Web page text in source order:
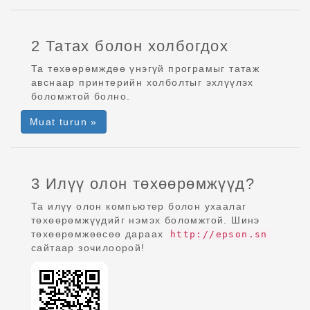
2 Татах болон холбогдох
Та төхөөрөмждөө үнэгүй програмыг татаж
авснаар принтерийн холболтыг эхлүүлэх
боломжтой болно.
Muat turun »
3 Илүү олон төхөөрөмжүүд?
Та илүү олон компьютер болон ухаалаг
төхөөрөмжүүдийг нэмэх боломжтой. Шинэ
төхөөрөмжөөсөө дараах
http://epson.sn
сайтаар зочилоорой!